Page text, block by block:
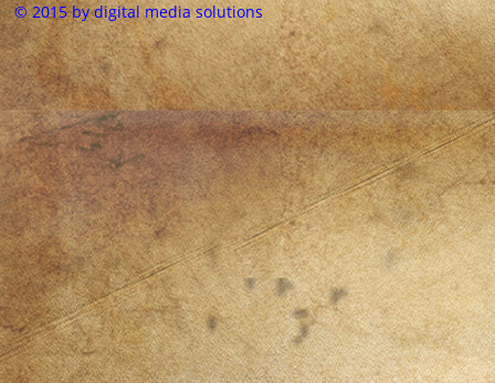
© 2015 by digital media solutions